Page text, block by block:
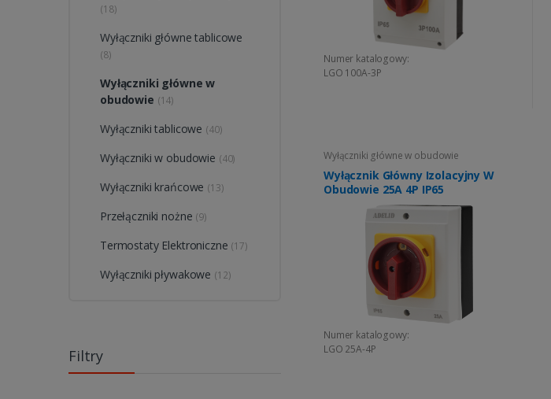
(18)
Wyłączniki główne tablicowe
(8)
Wyłączniki główne w
obudowie (14)
Wyłączniki tablicowe (40)
Wyłączniki w obudowie (40)
Wyłączniki krańcowe (13)
Przełączniki nożne (9)
Termostaty Elektroniczne (17)
Wyłączniki pływakowe (12)
Filtry
Numer katalogowy:
LGO 100A-3P
Wyłączniki główne w obudowie
Wyłącznik Główny Izolacyjny W
Obudowie 25A 4P IP65
Numer katalogowy:
LGO 25A-4P